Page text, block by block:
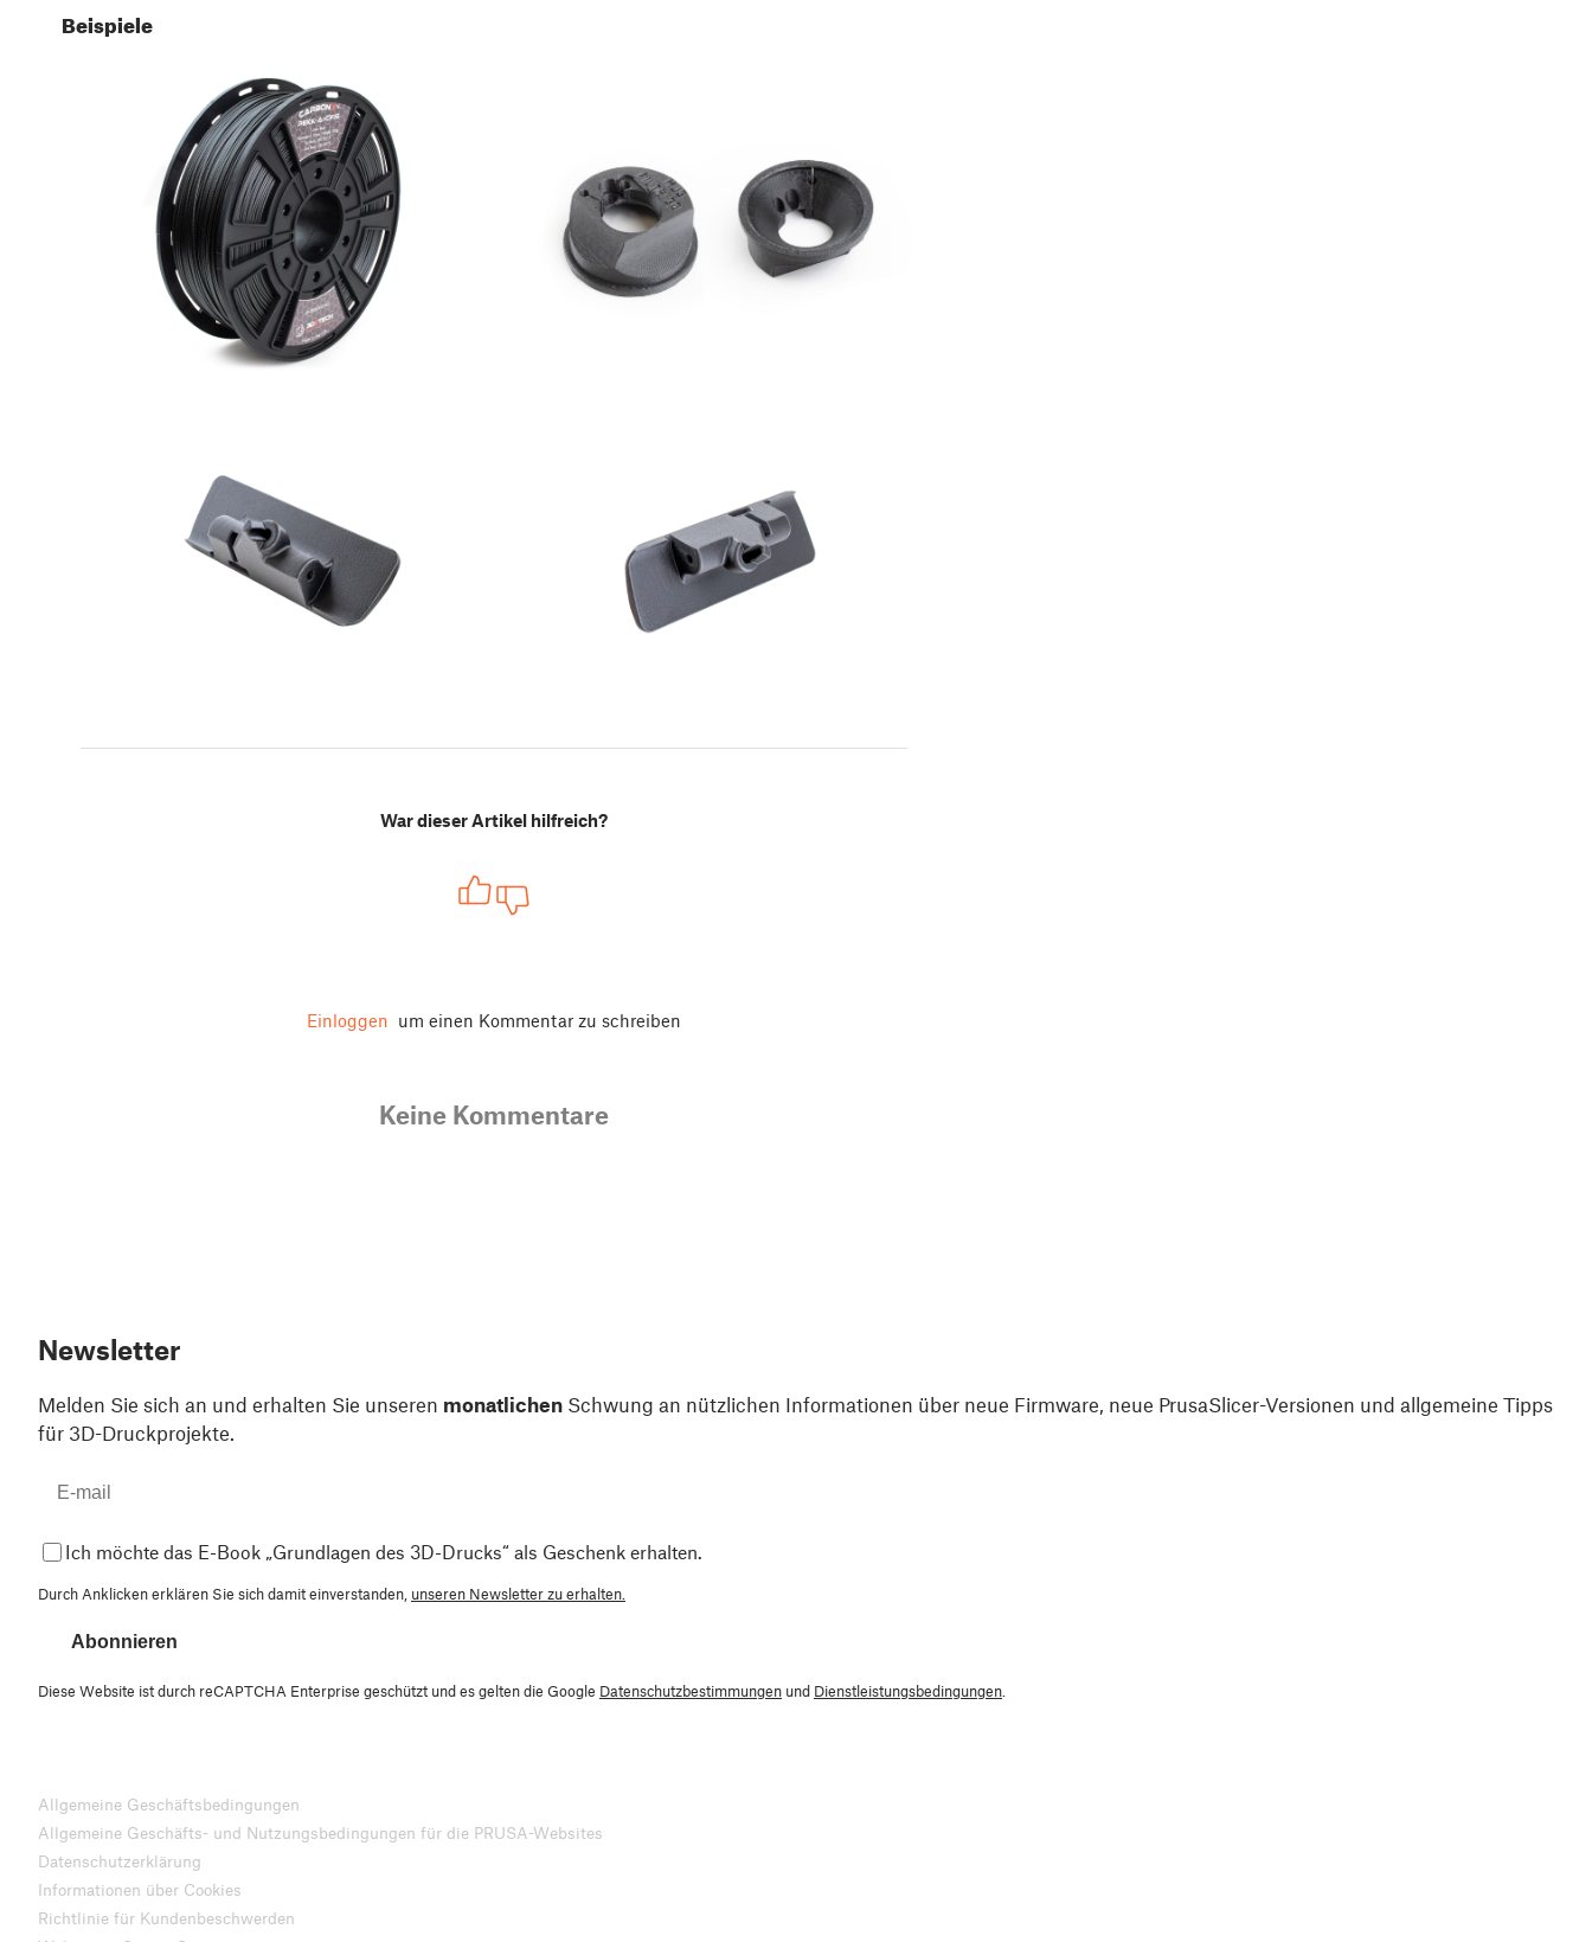
Beispiele
War dieser Artikel hilfreich?
Einloggen um einen Kommentar zu schreiben
Keine Kommentare
Newsletter
Melden Sie sich an und erhalten Sie unseren monatlichen Schwung an nützlichen Informationen über neue Firmware, neue PrusaSlicer-Versionen und allgemeine Tipps
für 3D-Druckprojekte.
Ich möchte das E-Book „Grundlagen des 3D-Drucks“ als Geschenk erhalten.
Durch Anklicken erklären Sie sich damit einverstanden, unseren Newsletter zu erhalten.
Abonnieren
Diese Website ist durch reCAPTCHA Enterprise geschützt und es gelten die Google Datenschutzbestimmungen und Dienstleistungsbedingungen
Allgemeine Geschäftsbedingungen
Allgemeine Geschäfts- und Nutzungsbedingungen für die PRUSA-Websites
Datenschutzerklärung
Informationen über Cookies
Richtlinie für Kundenbeschwerden